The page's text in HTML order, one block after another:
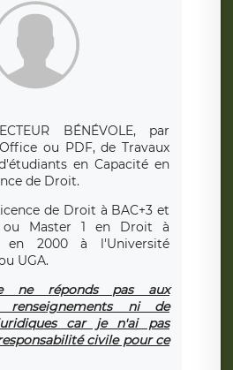
BÉNÉVOLE, par
ou PDF, de Travaux
en Capacité en
de Droit.
de Droit à BAC+3 et
ou Master 1 en Droit à
en 2000 à l'Université
UGA.
ne réponds pas aux
renseignements ni de
car je n'ai pas
civile pour ce